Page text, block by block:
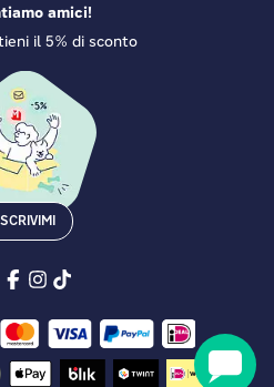
amici!
il 5% di sconto